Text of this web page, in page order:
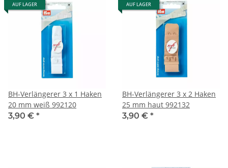
AUF LAGER
BH-Verlängerer 3 x 1 Haken
20 mm weiß 992120
3,90 € *
AUF LAGER
BH-Verlängerer 3 x 2 Haken
25 mm haut 992132
3,90 € *